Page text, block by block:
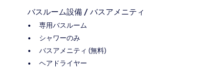
バスルーム設備 / バスアメニティ
専用バスルーム
シャワーのみ
バスアメニティ (無料)
ヘアドライヤー